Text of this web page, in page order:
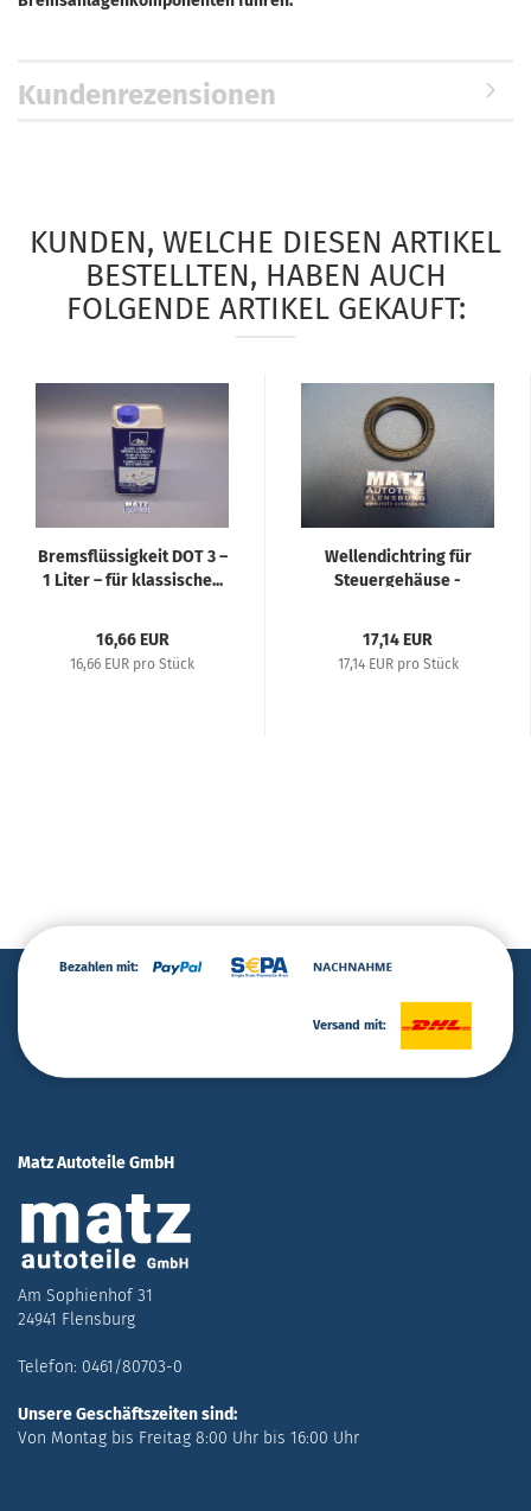
Kundenrezensionen
KUNDEN, WELCHE DIESEN ARTIKEL
BESTELLTEN, HABEN AUCH
FOLGENDE ARTIKEL GEKAUFT:
Bremsflüssigkeit DOT 3 –
1 Liter – für klassische...
16,66 EUR
16,66 EUR pro Stück
Wellendichtring für
Steuergehäuse -
17,14 EUR
17,14 EUR pro Stück
Bezahlen mit:
Versand mit:
Matz Autoteile GmbH
Am Sophienhof 31
24941 Flensburg
Telefon: 0461/80703-0
Unsere Geschäftszeiten sind:
Von Montag bis Freitag 8:00 Uhr bis 16:00 Uhr